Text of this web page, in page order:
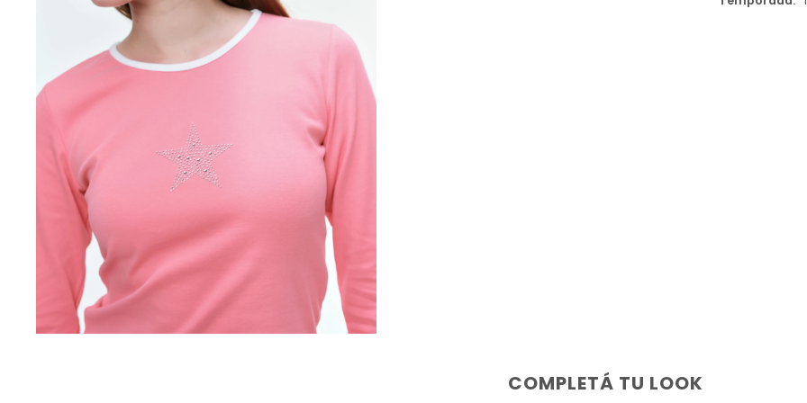
COMPLETÁ TU LOOK